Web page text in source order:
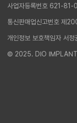
사업자등록번호 621-81-
통신판매업신고번호 제
개인정보 보호책임자 서정
© 2025. DIO